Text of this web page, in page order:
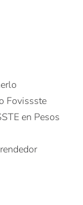
Fovissste
en Pesos